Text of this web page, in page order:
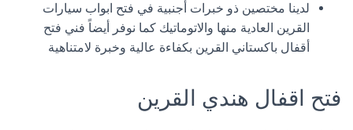
لدينا مختصين ذو خبرات أجنبية في فتح ابواب سيارات
القرين العادية منها والاتوماتيك كما نوفر أيضاً فني فتح
أقفال باكستاني القرين بكفاءة عالية وخبرة لامتناهية
فتح اقفال هندي القرين